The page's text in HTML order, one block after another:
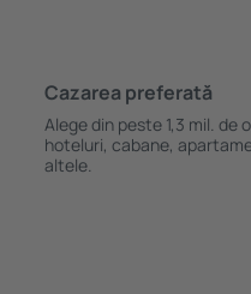
Cazarea preferată
Alege din peste 1,3 mil. de
hoteluri, cabane,
altele.